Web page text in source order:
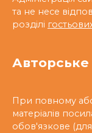
та не несе
розділі
При повному
матеріалів
обов'язкове